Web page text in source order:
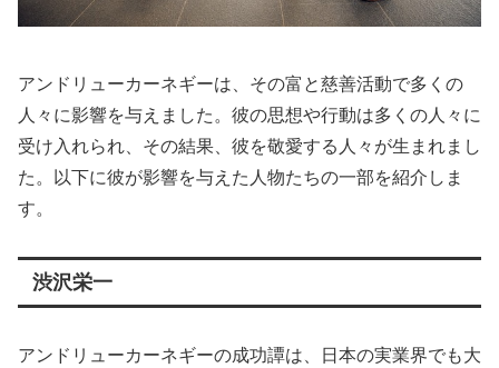
アンドリューカーネギーは、その富と慈善活動で多くの
人々に影響を与えました。彼の思想や行動は多くの人々に
受け入れられ、その結果、彼を敬愛する人々が生まれまし
た。以下に彼が影響を与えた人物たちの一部を紹介しま
す。
渋沢栄一
アンドリューカーネギーの成功譚は、日本の実業界でも大